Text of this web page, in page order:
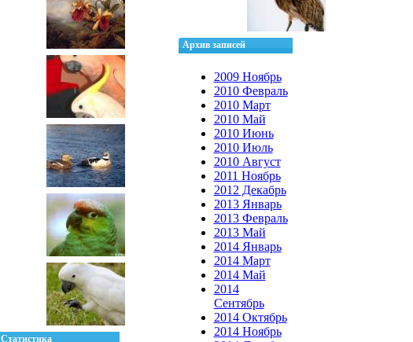
Статистика
Архив записей
2009 Ноябрь
2010 Февраль
2010 Март
2010 Май
2010 Июнь
2010 Июль
2010 Август
2011 Ноябрь
2012 Декабрь
2013 Январь
2013 Февраль
2013 Май
2014 Январь
2014 Март
2014 Май
2014
Сентябрь
2014 Октябрь
2014 Ноябрь